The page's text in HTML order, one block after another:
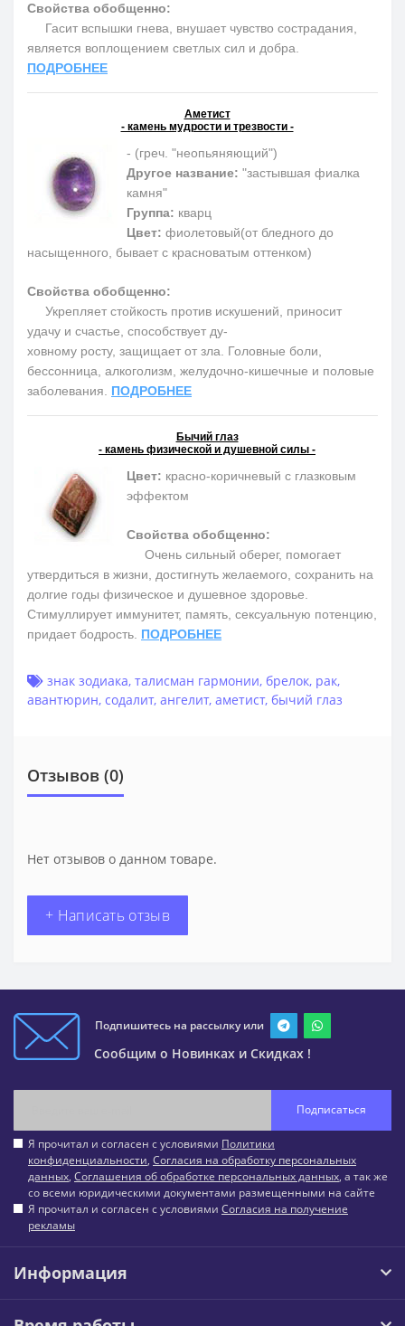
Свойства обобщенно:
Гасит вспышки гнева, внушает чувство сострадания,
является воплощением светлых сил и добра.
ПОДРОБНЕЕ
Аметист
- камень мудрости и трезвости -
- (греч. "неопьяняющий")
Другое название: "застывшая фиалка
камня"
Группа: кварц
Цвет: фиолетовый(от бледного до
насыщенного, бывает с красноватым оттенком)
Свойства обобщенно:
Укрепляет стойкость против искушений, приносит
удачу и счастье, способствует ду-
ховному росту, защищает от зла. Головные боли,
бессонница, алкоголизм, желудочно-кишечные и половые
заболевания. ПОДРОБНЕЕ
Бычий глаз
- камень физической и душевной силы -
Цвет: красно-коричневый с глазковым
эффектом
Свойства обобщенно:
Очень сильный оберег, помогает
утвердиться в жизни, достигнуть желаемого, сохранить на
долгие годы физическое и душевное здоровье.
Cтимуллирует иммунитет, память, сексуальную потенцию,
придает бодрость. ПОДРОБНЕЕ
знак зодиака, талисман гармонии, брелок, рак,
авантюрин, содалит, ангелит, аметист, бычий глаз
Отзывов (0)
Нет отзывов о данном товаре.
+ Написать отзыв
Подпишитесь на рассылку или
Сообщим о Новинках и Скидках !
Подписаться
Я прочитал и согласен с условиями Политики
конфиденциальности, Согласия на обработку персональных
данных, Соглашения об обработке персональных данных, а так же
со всеми юридическими документами размещенными на сайте
Я прочитал и согласен с условиями Согласия на получение
рекламы
Информация